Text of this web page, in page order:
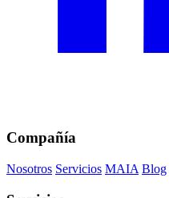
Compañía
Nosotros Servicios MAIA Blog